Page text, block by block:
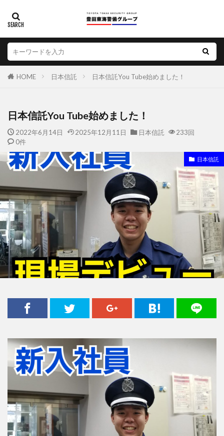
HOME 日本信託 日本信託You Tube始めました！
日本信託You Tube始めました！
2022年6月14日 2025年12月11日 日本信託
233回
0件
日本信託